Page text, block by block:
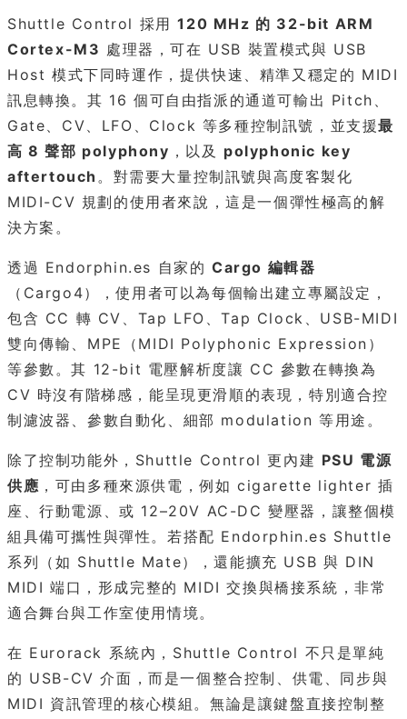
Shuttle Control 採用120 MHz 的 32-bit ARM
Cortex-M3 處理器，可在 USB 裝置模式與 USB
Host 模式下同時運作，提供快速、精準又穩定的 MIDI
訊息轉換。其 16 個可自由指派的通道可輸出 Pitch、
Gate、CV、LFO、Clock 等多種控制訊號，並支援最
高 8 聲部 polyphony ，以及 polyphonic key
aftertouch 。對需要大量控制訊號與高度客製化
MIDI-CV 規劃的使用者來說，這是一個彈性極高的解
決方案。
透過 Endorphin.es 自家的Cargo 編輯器
（Cargo4），使用者可以為每個輸出建立專屬設定，
包含 CC 轉 CV、Tap LFO、Tap Clock、USB-MIDI
雙向傳輸、MPE（MIDI Polyphonic Expression）
等參數。其 12-bit 電壓解析度讓 CC 參數在轉換為
CV 時沒有階梯感，能呈現更滑順的表現，特別適合控
制濾波器、參數自動化、細部 modulation 等用途。
除了控制功能外，Shuttle Control 更內建 PSU 電源
供應 ，可由多種來源供電，例如 cigarette lighter 插
座、行動電源、或 12–20V AC-DC 變壓器，讓整個模
組具備可攜性與彈性。若搭配 Endorphin.es Shuttle
系列（如 Shuttle Mate），還能擴充 USB 與 DIN
MIDI 端口，形成完整的 MIDI 交換與橋接系統，非常
適合舞台與工作室使用情境。
在 Eurorack 系統內，Shuttle Control 不只是單純
的 USB-CV 介面，而是一個整合控制、供電、同步與
MIDI 資訊管理的核心模組。無論是讓鍵盤直接控制整